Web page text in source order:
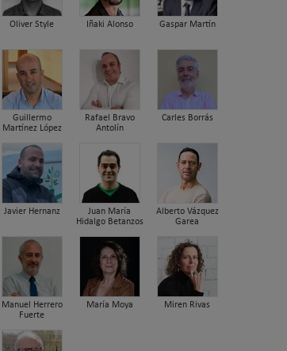
Oliver Style Iñaki Alonso Gaspar Martín
Guillermo
Martínez López
Rafael Bravo
Antolín
Carles Borrás
Javier Hernanz
Juan María
Hidalgo Betanzos
Alberto Vázquez
Garea
Manuel Herrero
Fuerte
María Moya Miren Rivas